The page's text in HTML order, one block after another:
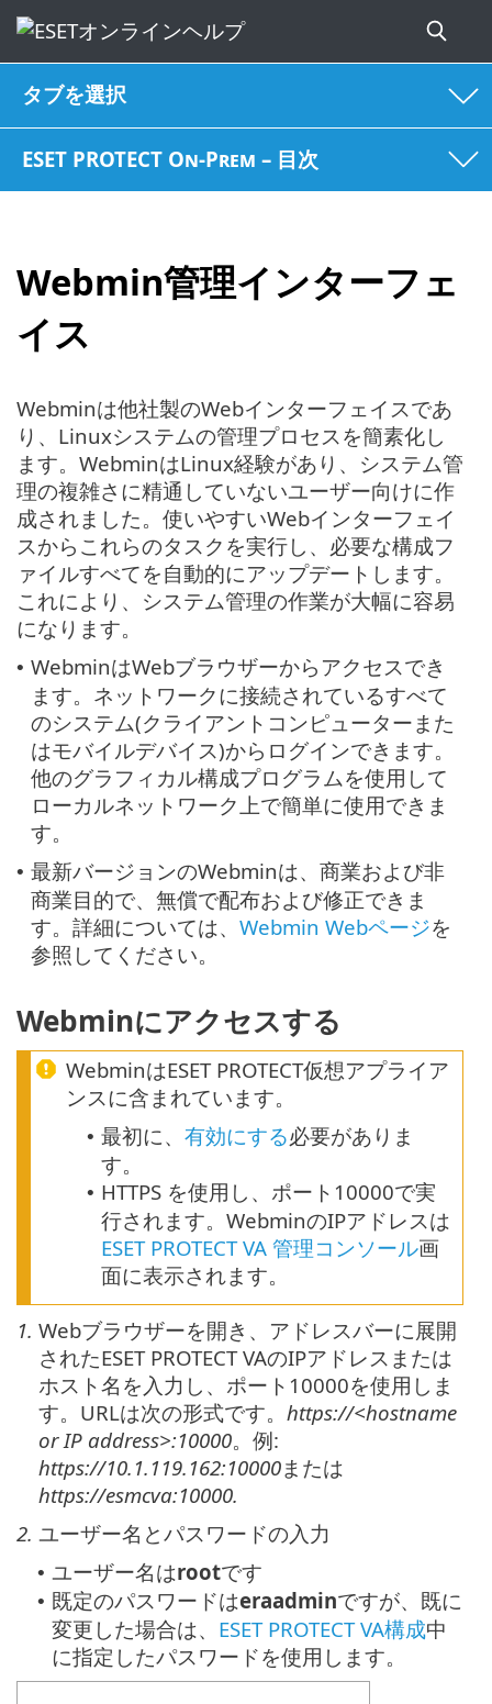
タブを選択
ESET PROTECT On-Prem – 目次
Webmin管理インターフェ
イス
Webminは他社製のWebインターフェイスであ
り、Linuxシステムの管理プロセスを簡素化し
ます。WebminはLinux経験があり、システム管
理の複雑さに精通していないユーザー向けに作
成されました。使いやすいWebインターフェイ
スからこれらのタスクを実行し、必要な構成フ
ァイルすべてを自動的にアップデートします。
これにより、システム管理の作業が大幅に容易
になります。
• WebminはWebブラウザーからアクセスでき
ます。ネットワークに接続されているすべて
のシステム(クライアントコンピューターまた
はモバイルデバイス)からログインできます。
他のグラフィカル構成プログラムを使用して
ローカルネットワーク上で簡単に使用できま
す。
• 最新バージョンのWebminは、商業および非
商業目的で、無償で配布および修正できま
す。詳細については、 Webmin Webページを
参照してください。
Webminにアクセスする
WebminはESET PROTECT仮想アプライア
ンスに含まれています。
• 最初に、 有効にする必要がありま
す。
• HTTPS を使用し、ポート10000で実
行されます。WebminのIPアドレスは
ESET PROTECT VA 管理コンソール画
面に表示されます。
1. Webブラウザーを開き、アドレスバーに展開
されたESET PROTECT VAのIPアドレスまたは
ホスト名を入力し、ポート10000を使用しま
す。URLは次の形式です。 https://<hostname
or IP address>:10000。例:
https://10.1.119.162:10000または
https://esmcva:10000.
2. ユーザー名とパスワードの入力
• ユーザー名はrootです
• 既定のパスワードはeraadminですが、既に
変更した場合は、 ESET PROTECT VA構成中
に指定したパスワードを使用します。